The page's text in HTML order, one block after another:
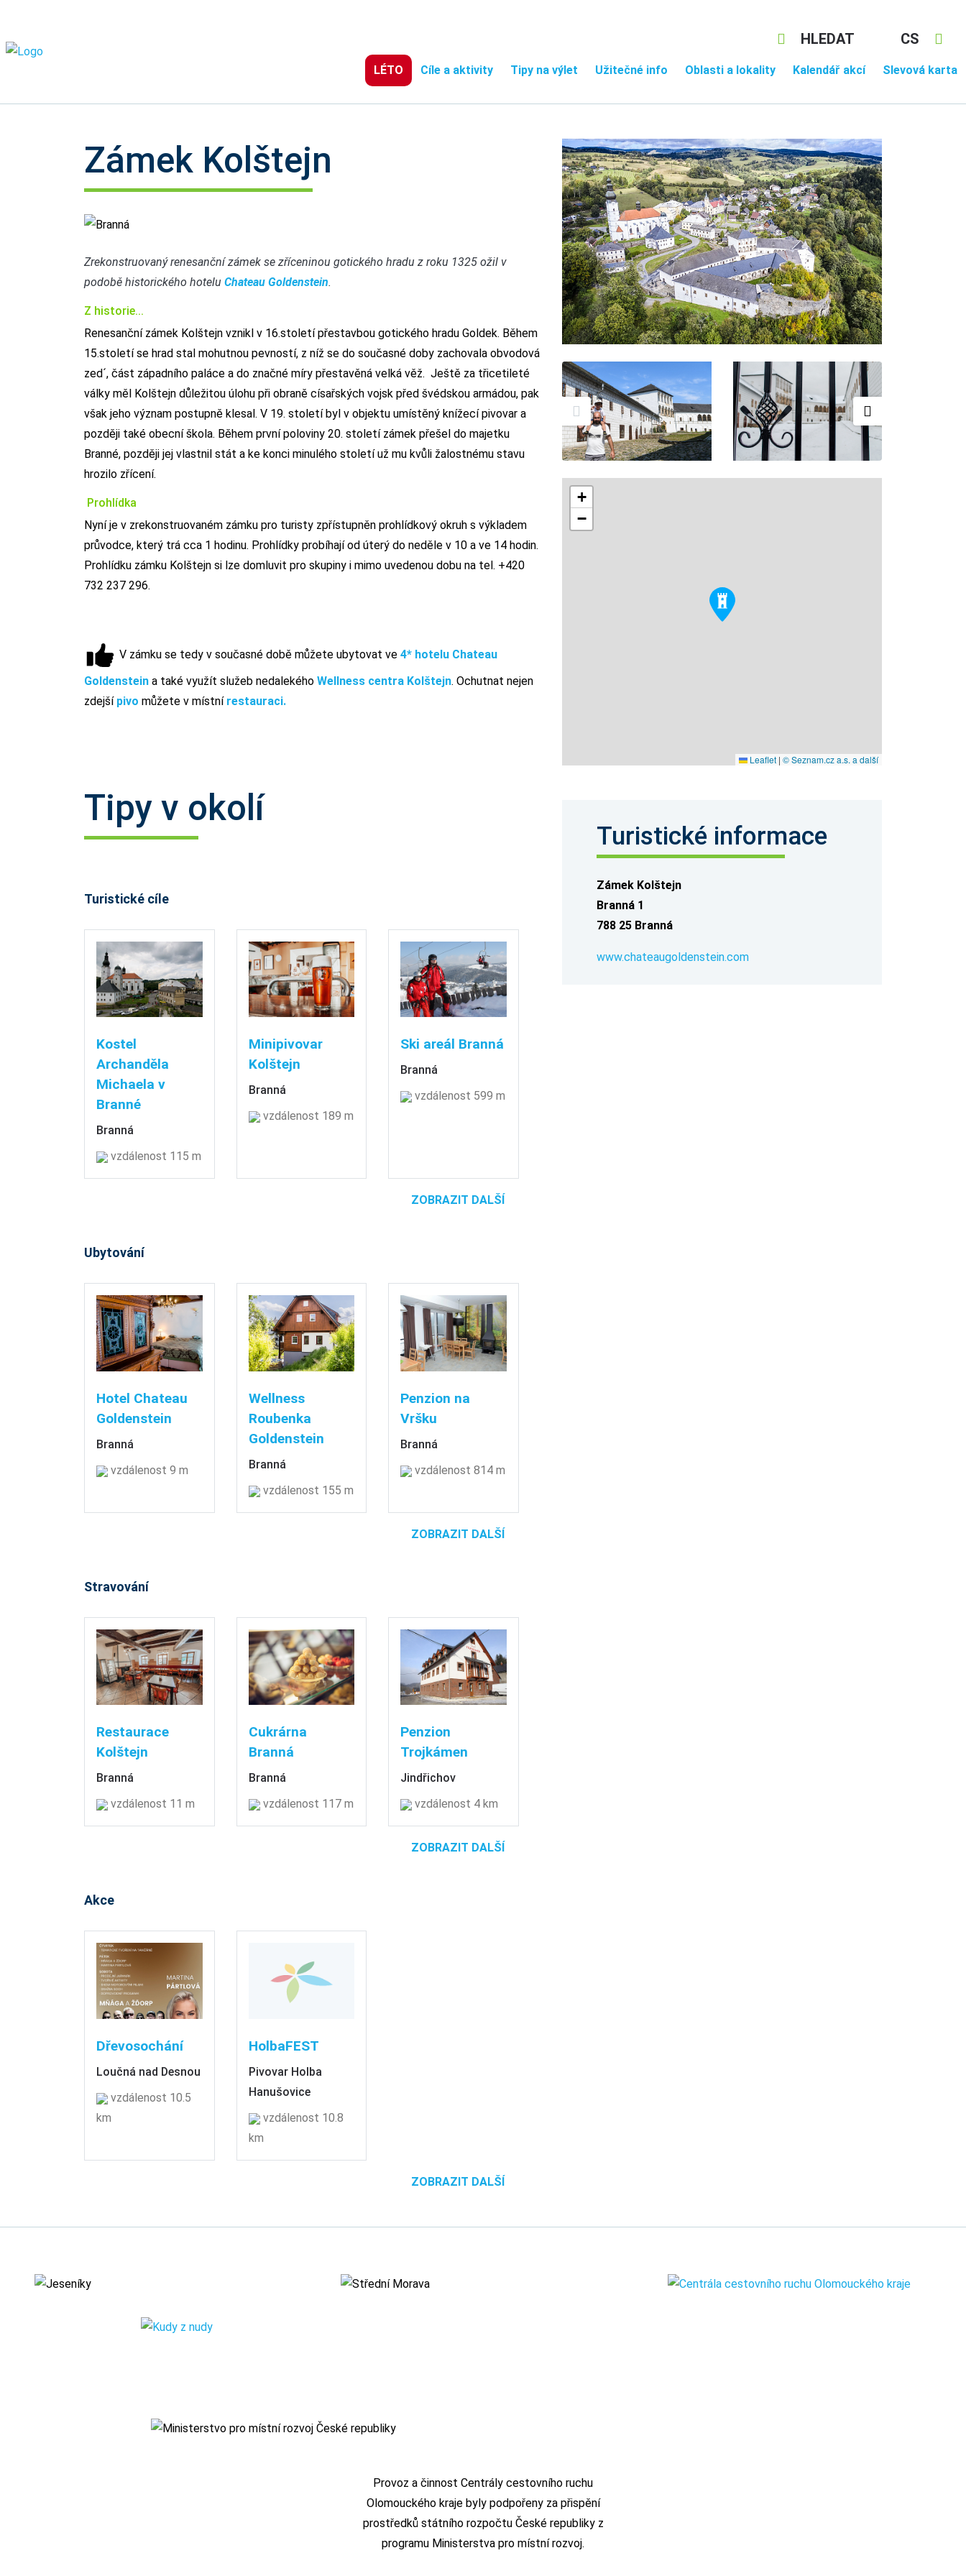
CS
HLEDAT
LÉTO Cíle a aktivity Tipy na výlet Užitečné info Oblasti a lokality Kalendář akcí Slevová karta
Zámek Kolštejn
Branná
Zrekonstruovaný renesanční zámek se zříceninou gotického hradu z roku 1325 ožil v
podobě historického hotelu Chateau Goldenstein.
Z historie...
Renesanční zámek Kolštejn vznikl v 16.století přestavbou gotického hradu Goldek. Během
15.století se hrad stal mohutnou pevností, z níž se do současné doby zachovala obvodová
zed´, část západního paláce a do značné míry přestavěná velká věž. Ještě za třicetileté
války měl Kolštejn důležitou úlohu při obraně císařských vojsk před švédskou armádou, pak
však jeho význam postupně klesal. V 19. století byl v objektu umístěný knížecí pivovar a
později také obecní škola. Během první poloviny 20. století zámek přešel do majetku
Branné, později jej vlastnil stát a ke konci minulého století už mu kvůli žalostnému stavu
hrozilo zřícení.
Prohlídka
Nyní je v zrekonstruovaném zámku pro turisty zpřístupněn prohlídkový okruh s výkladem
průvodce, který trá cca 1 hodinu. Prohlídky probíhají od úterý do neděle v 10 a ve 14 hodin.
Prohlídku zámku Kolštejn si lze domluvit pro skupiny i mimo uvedenou dobu na tel. +420
732 237 296.
V zámku se tedy v současné době můžete ubytovat ve 4* hotelu Chateau
Goldenstein a také využít služeb nedalekého Wellness centra Kolštejn. Ochutnat nejen
zdejší pivo můžete v místní restauraci.
Tipy v okolí
Turistické cíle
Kostel
Archanděla
Michaela v
Branné
Branná
vzdálenost 115 m
Minipivovar
Kolštejn
Branná
vzdálenost 189 m
Ski areál Branná
Branná
vzdálenost 599 m
ZOBRAZIT DALŠÍ
Ubytování
Hotel Chateau
Goldenstein
Branná
vzdálenost 9 m
Wellness
Roubenka
Goldenstein
Branná
vzdálenost 155 m
Penzion na
Vršku
Branná
vzdálenost 814 m
ZOBRAZIT DALŠÍ
Stravování
Restaurace
Kolštejn
Branná
vzdálenost 11 m
Cukrárna
Branná
Branná
vzdálenost 117 m
Penzion
Trojkámen
Jindřichov
vzdálenost 4 km
ZOBRAZIT DALŠÍ
Akce
Dřevosochání
Loučná nad Desnou
vzdálenost 10.5
km
HolbaFEST
Pivovar Holba
Hanušovice
vzdálenost 10.8
km
ZOBRAZIT DALŠÍ
+
−
Leaflet | © Seznam.cz a.s. a další
Turistické informace
Zámek Kolštejn
Branná 1
788 25 Branná
www.chateaugoldenstein.com
Provoz a činnost Centrály cestovního ruchu
Olomouckého kraje byly podpořeny za přispění
prostředků státního rozpočtu České republiky z
programu Ministerstva pro místní rozvoj.